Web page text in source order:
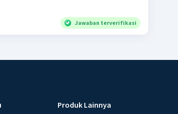
Jawaban terverifikasi
Produk Lainnya